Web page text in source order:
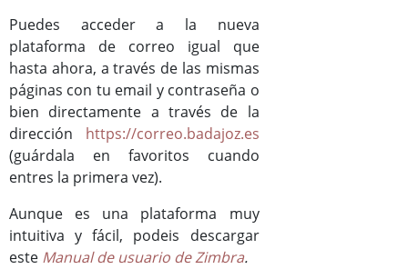
Puedes acceder a la nueva
plataforma de correo igual que
hasta ahora, a través de las mismas
páginas con tu email y contraseña o
bien directamente a través de la
dirección https://correo.badajoz.es
(guárdala en favoritos cuando
entres la primera vez).
Aunque es una plataforma muy
intuitiva y fácil, podeis descargar
este Manual de usuario de Zimbra.